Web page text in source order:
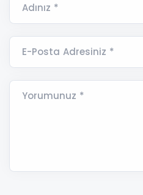
Adınız *
E-Posta Adresiniz *
Yorumunuz *